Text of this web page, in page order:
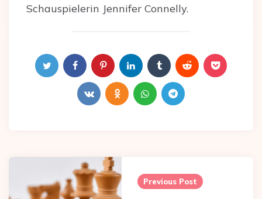
Schauspielerin Jennifer Connelly.
Post
navigation
Previous Post